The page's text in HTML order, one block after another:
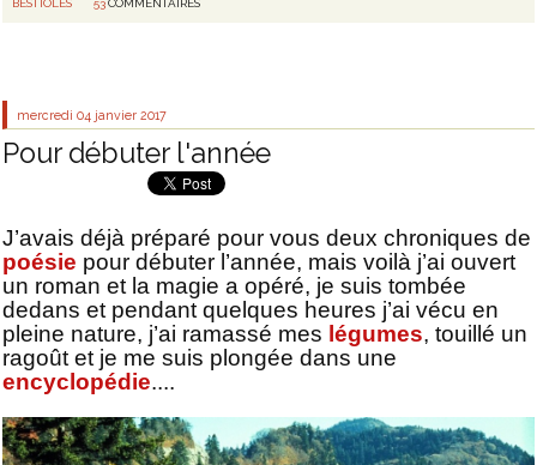
BESTIOLES 53 COMMENTAIRES
mercredi 04 janvier 2017
Pour débuter l'année
J’avais déjà préparé pour vous deux chroniques de
poésie pour débuter l’année, mais voilà j’ai ouvert
un roman et la magie a opéré, je suis tombée
dedans et pendant quelques heures j’ai vécu en
pleine nature, j’ai ramassé mes légumes, touillé un
ragoût et je me suis plongée dans une
encyclopédie....